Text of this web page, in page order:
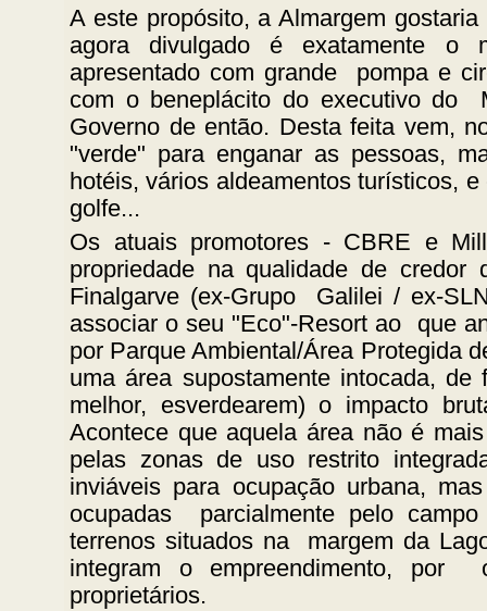
A este propósito, a Almargem
agora divulgado é exatamente o
apresentado com grande pompa e
com o beneplácito do executivo do
Governo de então. Desta feita vem,
"verde" para enganar as pessoas,
hotéis, vários aldeamentos turísticos,
golfe...
Os atuais promotores - CBRE e
propriedade na qualidade de credor
Finalgarve (ex-Grupo Galilei / ex-
associar o seu "Eco"-Resort ao que
por Parque Ambiental/Área Protegida
uma área supostamente intocada, de
melhor, esverdearem) o impacto
Acontece que aquela área não é
pelas zonas de uso restrito
inviáveis para ocupação urbana,
ocupadas parcialmente pelo
terrenos situados na margem da
integram o empreendimento, por
proprietários.